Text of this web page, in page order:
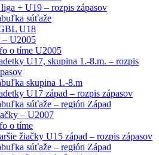
liga + U19 – rozpis zápasov
súťaže
U18
– U2005
o tíme U2005
U17, skupina 1.-8.m. – rozpis
skupina 1.-8.m
U17 západ – rozpis zápasov
súťaže – región Západ
– U2007
o tíme
žiačky U15 západ – rozpis zápasov
súťaže – región Západ